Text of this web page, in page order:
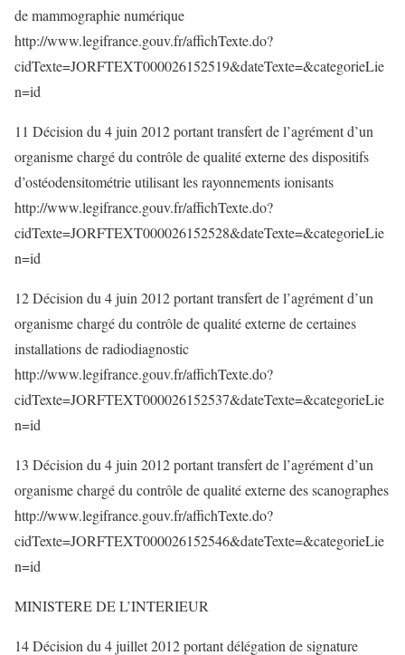
de mammographie numérique
http://www.legifrance.gouv.fr/affichTexte.do?
cidTexte=JORFTEXT000026152519&dateTexte=&categorieLie
n=id
11 Décision du 4 juin 2012 portant transfert de l’agrément d’un
organisme chargé du contrôle de qualité externe des dispositifs
d’ostéodensitométrie utilisant les rayonnements ionisants
http://www.legifrance.gouv.fr/affichTexte.do?
cidTexte=JORFTEXT000026152528&dateTexte=&categorieLie
n=id
12 Décision du 4 juin 2012 portant transfert de l’agrément d’un
organisme chargé du contrôle de qualité externe de certaines
installations de radiodiagnostic
http://www.legifrance.gouv.fr/affichTexte.do?
cidTexte=JORFTEXT000026152537&dateTexte=&categorieLie
n=id
13 Décision du 4 juin 2012 portant transfert de l’agrément d’un
organisme chargé du contrôle de qualité externe des scanographes
http://www.legifrance.gouv.fr/affichTexte.do?
cidTexte=JORFTEXT000026152546&dateTexte=&categorieLie
n=id
MINISTERE DE L’INTERIEUR
14 Décision du 4 juillet 2012 portant délégation de signature